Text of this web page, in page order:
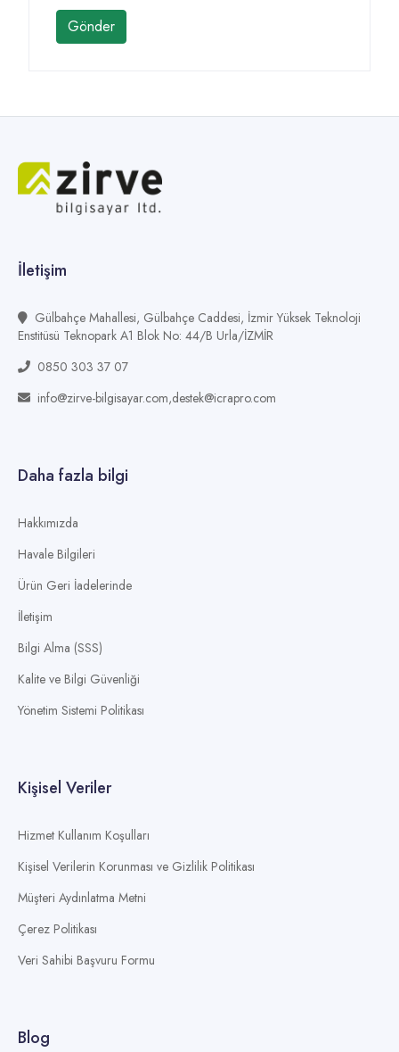
Gönder
İletişim
Gülbahçe Mahallesi, Gülbahçe Caddesi, İzmir Yüksek Teknoloji
Enstitüsü Teknopark A1 Blok No: 44/B Urla/İZMİR
0850 303 37 07
info@zirve-bilgisayar.com,destek@icrapro.com
Daha fazla bilgi
Hakkımızda
Havale Bilgileri
Ürün Geri İadelerinde
İletişim
Bilgi Alma (SSS)
Kalite ve Bilgi Güvenliği
Yönetim Sistemi Politikası
Kişisel Veriler
Hizmet Kullanım Koşulları
Kişisel Verilerin Korunması ve Gizlilik Politikası
Müşteri Aydınlatma Metni
Çerez Politikası
Veri Sahibi Başvuru Formu
Blog